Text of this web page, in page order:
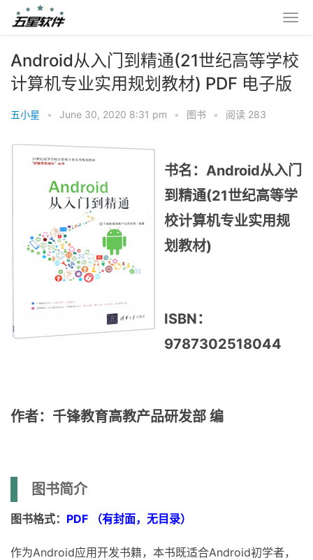
Android从入门到精通(21世纪高等学校
计算机专业实用规划教材) PDF 电子版
五小星 • June 30, 2020 8:31 pm • 图书 • 阅读 283
书名：Android从入门
到精通(21世纪高等学
校计算机专业实用规
划教材)
ISBN：
9787302518044
作者：千锋教育高教产品研发部 编
图书简介
图书格式： PDF （有封面，无目录）
作为Android应用开发书籍，本书既适合Android初学者，